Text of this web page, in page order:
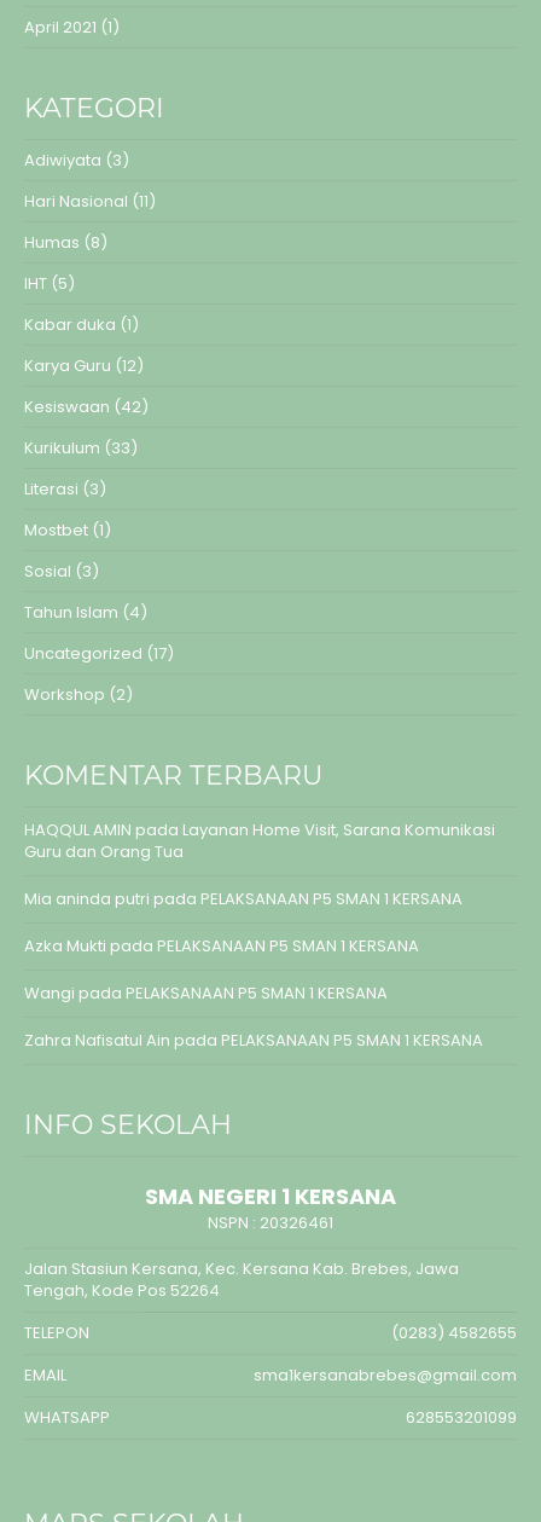
April 2021 (1)
KATEGORI
Adiwiyata (3)
Hari Nasional (11)
Humas (8)
IHT (5)
Kabar duka (1)
Karya Guru (12)
Kesiswaan (42)
Kurikulum (33)
Literasi (3)
Mostbet (1)
Sosial (3)
Tahun Islam (4)
Uncategorized (17)
Workshop (2)
KOMENTAR TERBARU
HAQQUL AMIN pada Layanan Home Visit, Sarana Komunikasi
Guru dan Orang Tua
Mia aninda putri pada PELAKSANAAN P5 SMAN 1 KERSANA
Azka Mukti pada PELAKSANAAN P5 SMAN 1 KERSANA
Wangi pada PELAKSANAAN P5 SMAN 1 KERSANA
Zahra Nafisatul Ain pada PELAKSANAAN P5 SMAN 1 KERSANA
INFO SEKOLAH
SMA NEGERI 1 KERSANA
NSPN : 20326461
Jalan Stasiun Kersana, Kec. Kersana Kab. Brebes, Jawa
Tengah, Kode Pos 52264
TELEPON
(0283) 4582655
EMAIL
sma1kersanabrebes@gmail.com
WHATSAPP
628553201099